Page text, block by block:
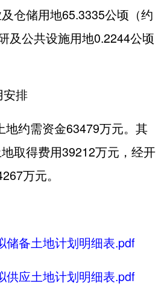
仓储用地65.3335公顷（约
及公共设施用地0.2244公顷
安排
地约需资金63479万元。其
取得费用39212万元，经开
万元。
储备土地计划明细表.pdf
供应土地计划明细表.pdf